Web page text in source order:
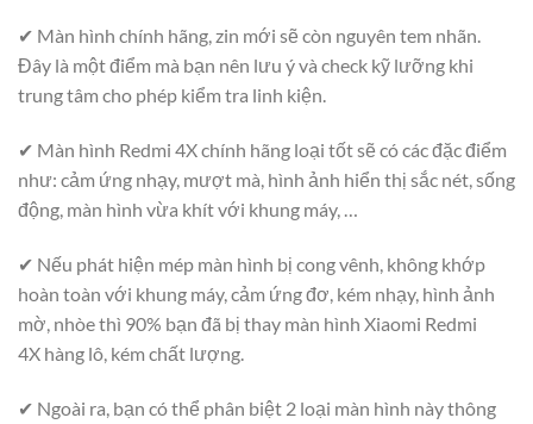
✔ Màn hình chính hãng, zin mới sẽ còn nguyên tem nhãn.
Đây là một điểm mà bạn nên lưu ý và check kỹ lưỡng khi
trung tâm cho phép kiểm tra linh kiện.
✔ Màn hình Redmi 4X chính hãng loại tốt sẽ có các đặc điểm
như: cảm ứng nhạy, mượt mà, hình ảnh hiển thị sắc nét, sống
động, màn hình vừa khít với khung máy, …
✔ Nếu phát hiện mép màn hình bị cong vênh, không khớp
hoàn toàn với khung máy, cảm ứng đơ, kém nhạy, hình ảnh
mờ, nhòe thì 90% bạn đã bị thay màn hình Xiaomi Redmi
4X hàng lô, kém chất lượng.
✔ Ngoài ra, bạn có thể phân biệt 2 loại màn hình này thông